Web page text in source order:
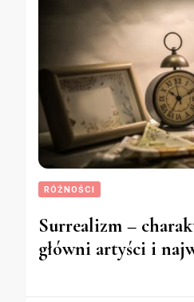
RÓŻNOŚCI
Surrealizm –
główni artyści i